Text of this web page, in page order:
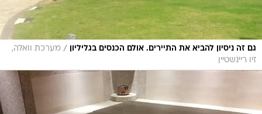
גם זה ניסיון להביא את התיירים. אולם הכנסים בגליליון / מערכת וואלה,
זיו ריינשטיין